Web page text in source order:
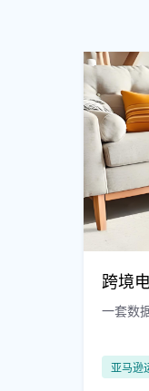
跨境
一套数
亚马逊